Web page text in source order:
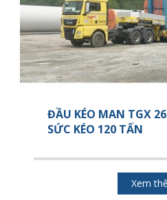
ĐẦU KÉO MAN TGX
SỨC KÉO 120 TẤN
Xem